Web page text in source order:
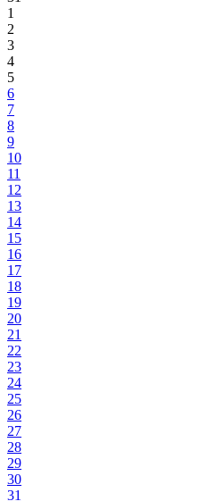
1
2
3
4
5
6
7
8
9
10
11
12
13
14
15
16
17
18
19
20
21
22
23
24
25
26
27
28
29
30
31